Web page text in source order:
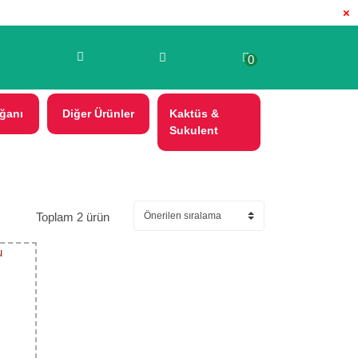
×
0
Diğer Ürünler
Kaktüs &
Sukulent
Toplam 2 ürün